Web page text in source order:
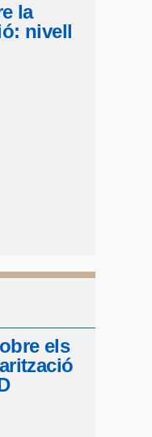
la
nivell
els